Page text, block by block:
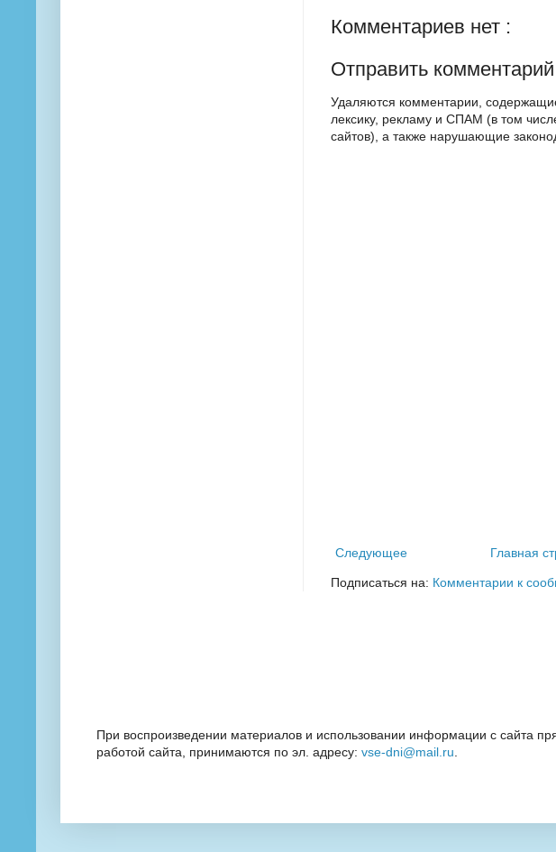
Комментариев нет :
Отправить комментарий
Удаляются комментарии,
лексику, рекламу и СПАМ (в том
сайтов), а также нарушающие
Следующее Главная
Подписаться на: Комментарии к
При воспроизведении материалов и использовании информации с сайта
работой сайта, принимаются по эл. адресу: vse-dni@mail.ru